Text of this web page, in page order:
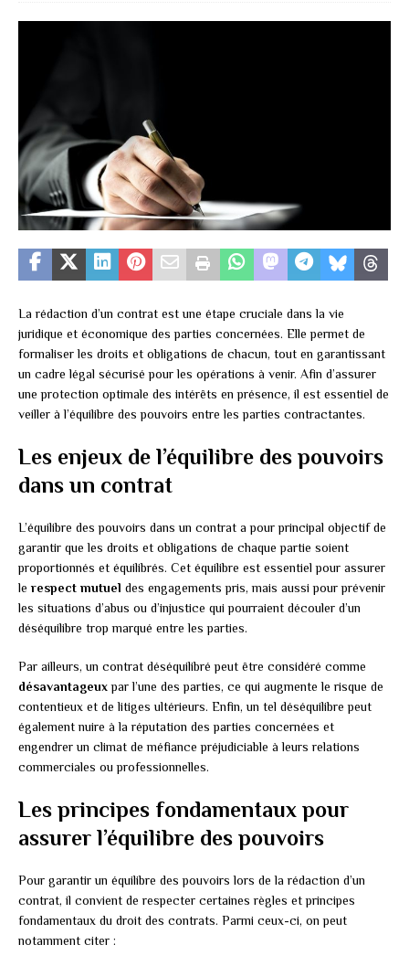
La rédaction d’un contrat est une étape cruciale dans la vie
juridique et économique des parties concernées. Elle permet de
formaliser les droits et obligations de chacun, tout en garantissant
un cadre légal sécurisé pour les opérations à venir. Afin d’assurer
une protection optimale des intérêts en présence, il est essentiel de
veiller à l’équilibre des pouvoirs entre les parties contractantes.
Les enjeux de l’équilibre des pouvoirs
dans un contrat
L’équilibre des pouvoirs dans un contrat a pour principal objectif de
garantir que les droits et obligations de chaque partie soient
proportionnés et équilibrés. Cet équilibre est essentiel pour assurer
le respect mutuel des engagements pris, mais aussi pour prévenir
les situations d’abus ou d’injustice qui pourraient découler d’un
déséquilibre trop marqué entre les parties.
Par ailleurs, un contrat déséquilibré peut être considéré comme
désavantageuxpar l’une des parties, ce qui augmente le risque de
contentieux et de litiges ultérieurs. Enfin, un tel déséquilibre peut
également nuire à la réputation des parties concernées et
engendrer un climat de méfiance préjudiciable à leurs relations
commerciales ou professionnelles.
Les principes fondamentaux pour
assurer l’équilibre des pouvoirs
Pour garantir un équilibre des pouvoirs lors de la rédaction d’un
contrat, il convient de respecter certaines règles et principes
fondamentaux du droit des contrats. Parmi ceux-ci, on peut
notamment citer :